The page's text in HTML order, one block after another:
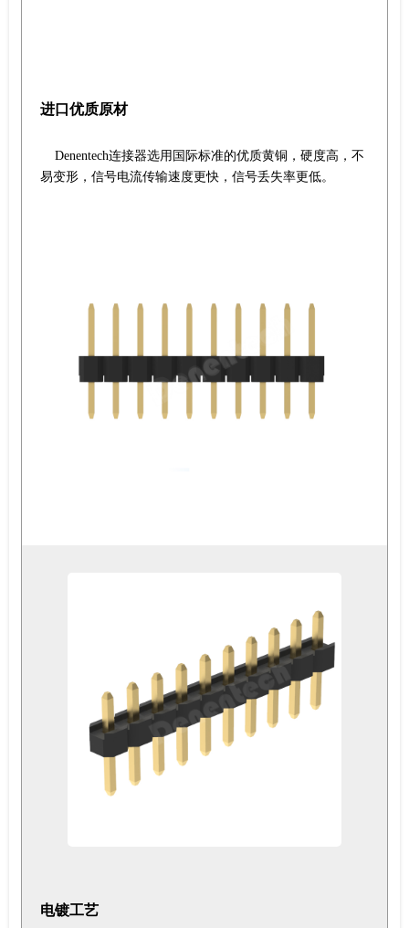
进口优质原材
Denentech连接器选用国际标准的优质黄铜，硬度高，不
易变形，信号电流传输速度更快，信号丢失率更低。
电镀工艺